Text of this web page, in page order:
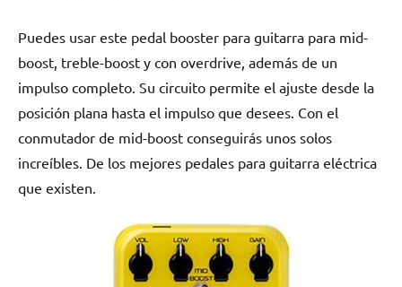
Puedes usar este pedal booster para guitarra para mid-
boost, treble-boost y con overdrive, además de un
impulso completo. Su circuito permite el ajuste desde la
posición plana hasta el impulso que desees. Con el
conmutador de mid-boost conseguirás unos solos
increíbles. De los mejores pedales para guitarra eléctrica
que existen.